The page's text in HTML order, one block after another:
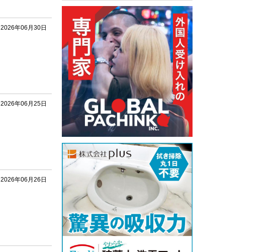
2026年06月30日
2026年06月25日
2026年06月26日